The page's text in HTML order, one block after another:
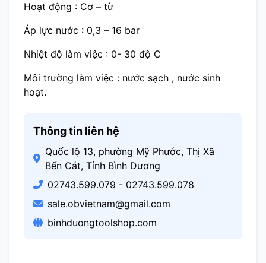
Hoạt động : Cơ – từ
Áp lực nước : 0,3 – 16 bar
Nhiệt độ làm việc : 0- 30 độ C
Môi trường làm việc : nước sạch , nước sinh
hoạt.
Thông tin liên hệ
Quốc lộ 13, phường Mỹ Phước, Thị Xã
Bến Cát, Tỉnh Bình Dương
02743.599.079 - 02743.599.078
sale.obvietnam@gmail.com
binhduongtoolshop.com